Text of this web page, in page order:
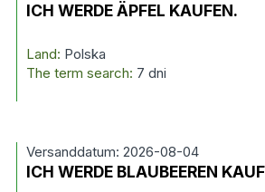
ICH WERDE ÄPFEL KAUFEN.
Land: Polska
The term search: 7 dni
Versanddatum: 2026-08-04
ICH WERDE BLAUBEEREN